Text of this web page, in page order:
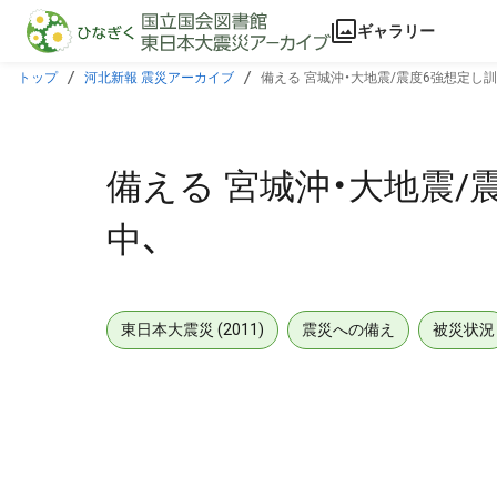
本文に飛ぶ
ギャラリー
トップ 河北新報 震災アーカイブ 備える 宮城沖・大地震/震度6強想定し
備える 宮城沖・大地震
中、
東日本大震災 (2011) 震災への備え 被災状況